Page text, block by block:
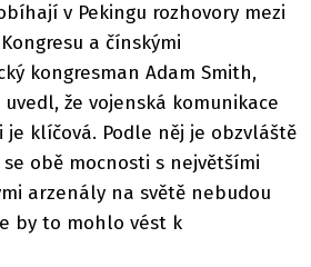
v Pekingu rozhovory mezi
a čínskými
kongresman Adam Smith,
že vojenská komunikace
je klíčová. Podle něj je obzvláště
obě mocnosti s největšími
arzenály na světě nebudou
by to mohlo vést k